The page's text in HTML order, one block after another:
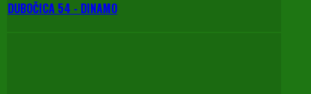
DUBOČICA 54 - DINAMO